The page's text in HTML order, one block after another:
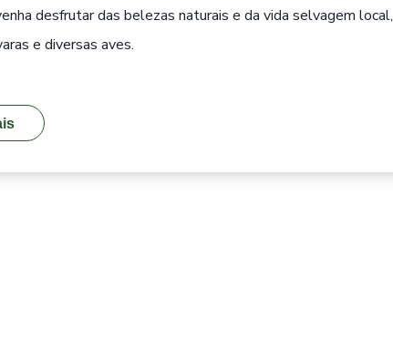
desfrutar das belezas naturais e da vida selvagem local,
e diversas aves.